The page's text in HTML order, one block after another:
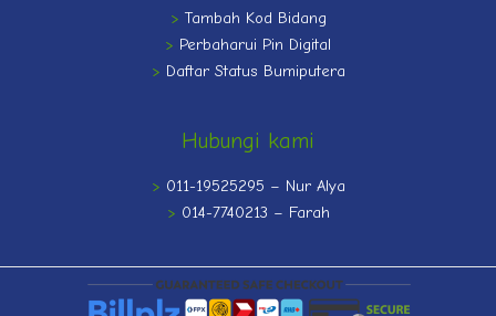
> Tambah Kod Bidang
> Perbaharui Pin Digital
> Daftar Status Bumiputera
Hubungi kami
> 011-19525295 – Nur Alya
> 014-7740213 – Farah